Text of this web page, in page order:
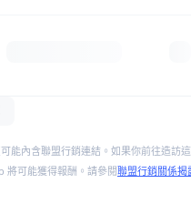
能內含聯盟行銷連結。如果你前往造訪
將可能獲得報酬。請參閱聯盟行銷關係揭